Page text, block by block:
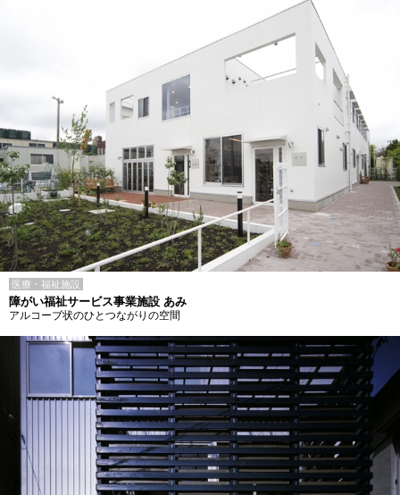
医療・福祉施設
障がい福祉サービス事業施設 あみ
アルコーブ状のひとつながりの空間